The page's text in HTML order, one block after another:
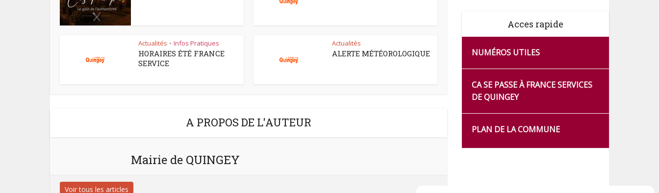
Actualités • Infos Pratiques
HORAIRES ÉTÉ FRANCE
SERVICE
Actualités
ALERTE MÉTÉOROLOGIQUE
A PROPOS DE L'AUTEUR
Mairie de QUINGEY
Voir tous les articles
Acces rapide
NUMÉROS UTILES
CA SE PASSE À FRANCE SERVICES
DE QUINGEY
PLAN DE LA COMMUNE